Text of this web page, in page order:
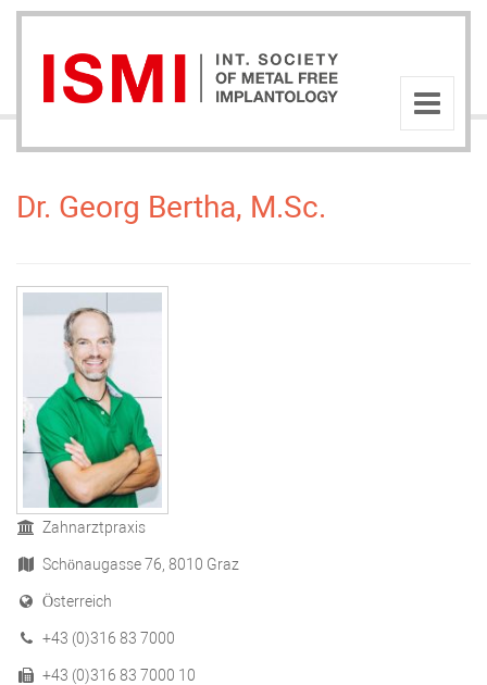
Dr. Georg Bertha, M.Sc.
Zahnarztpraxis
Schönaugasse 76, 8010 Graz
Österreich
+43 (0)316 83 7000
+43 (0)316 83 7000 10